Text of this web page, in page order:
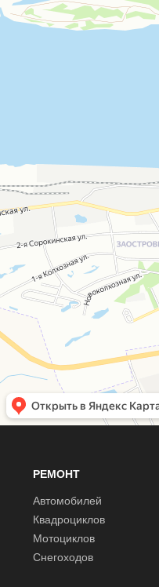
РЕМОНТ
Автомобилей
Квадроциклов
Мотоциклов
Снегоходов